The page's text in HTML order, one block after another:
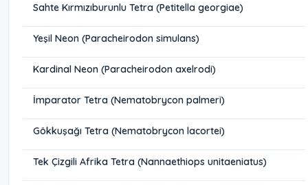
Sahte Kırmızıburunlu Tetra (Petitella georgiae)
Yeşil Neon (Paracheirodon simulans)
Kardinal Neon (Paracheirodon axelrodi)
İmparator Tetra (Nematobrycon palmeri)
Gökkuşağı Tetra (Nematobrycon lacortei)
Tek Çizgili Afrika Tetra (Nannaethiops unitaeniatus)